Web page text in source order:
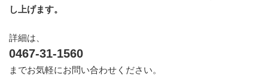
し上げます。
詳細は、
0467-31-1560
までお気軽にお問い合わせください。